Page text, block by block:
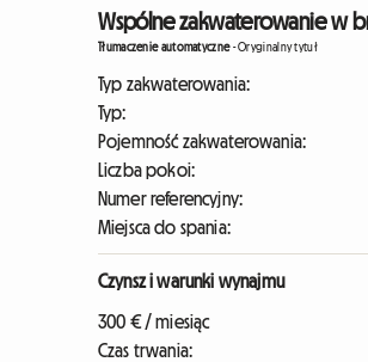
Wspólne zakwaterowanie w
Tłumaczenie automatyczne-Oryginalny tytuł
Typ zakwaterowania:
Typ:
Pojemność zakwaterowania:
Liczba pokoi:
Numer referencyjny:
Miejsca do spania:
Czynsz i warunki wynajmu
300 € / miesiąc
Czas trwania: